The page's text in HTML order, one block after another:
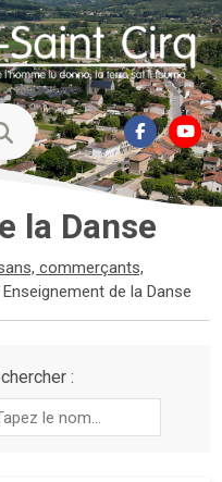
la Danse
commerçants,
Enseignement de la Danse
: